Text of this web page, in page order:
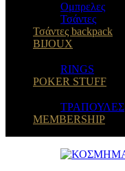
Oμπρελες
Τσάντες
Τσάντες backpack
BIJOUX
RINGS
POKER STUFF
ΤΡΑΠΟΥΛΕΣ
MEMBERSHIP